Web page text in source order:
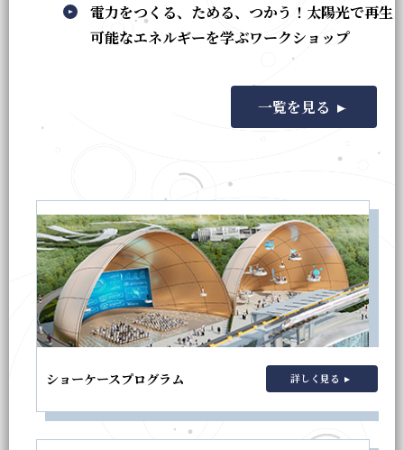
電力をつくる、ためる、つかう！太陽光で再生
可能なエネルギーを学ぶワークショップ
一覧を見る
ショーケースプログラム 詳しく見る